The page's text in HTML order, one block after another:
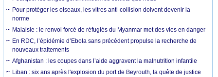
Pour protéger les oiseaux, les vitres anti-collision doivent devenir la
norme
Malaisie : le renvoi forcé de réfugiés du Myanmar met des vies en danger
En RDC, l’épidémie d’Ebola sans précédent propulse la recherche de
nouveaux traitements
Afghanistan : les coupes dans l’aide aggravent la malnutrition infantile
Liban : six ans après l'explosion du port de Beyrouth, la quête de justice